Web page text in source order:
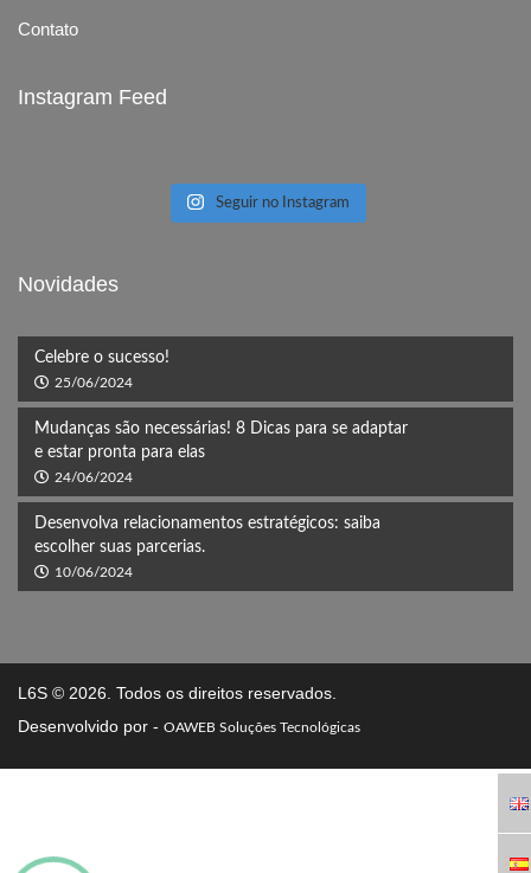
Contato
Instagram Feed
Seguir no Instagram
Novidades
Celebre o sucesso!
25/06/2024
Mudanças são necessárias! 8 Dicas para se adaptar
e estar pronta para elas
24/06/2024
Desenvolva relacionamentos estratégicos: saiba
escolher suas parcerias.
10/06/2024
L6S © 2026. Todos os direitos reservados.
Desenvolvido por - OAWEB Soluções Tecnológicas